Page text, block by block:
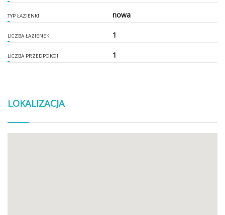
TYP ŁAZIENKI nowa
LICZBA ŁAZIENEK 1
LICZBA PRZEDPOKOI 1
LOKALIZACJA